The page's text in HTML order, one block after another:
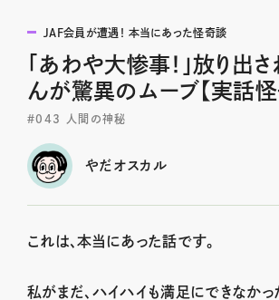
JAF会員が遭遇！ 本当にあった怪奇談
「あわや大惨事！」放り出
んが驚異のムーブ【実話怪
＃043 人間の神秘
やだオスカル
これは、本当にあった話です。
私がまだ、ハイハイも満足にできなかっ